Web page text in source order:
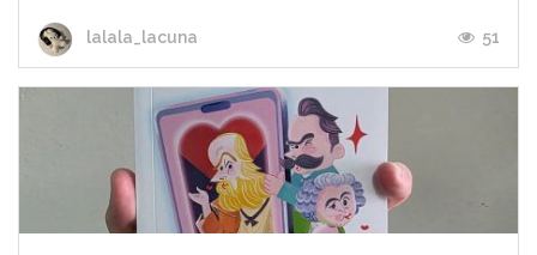
lalala_lacuna 51